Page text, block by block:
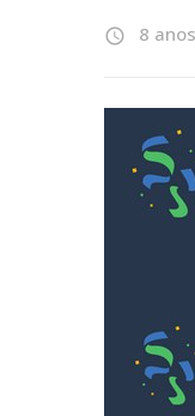
access_time 8